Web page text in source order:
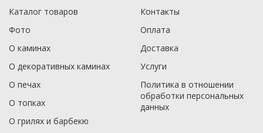
Каталог товаров
Фото
О каминах
О декоративных каминах
О печах
О топках
О грилях и барбекю
Контакты
Оплата
Доставка
Услуги
Политика в отношении
обработки персональных
данныx